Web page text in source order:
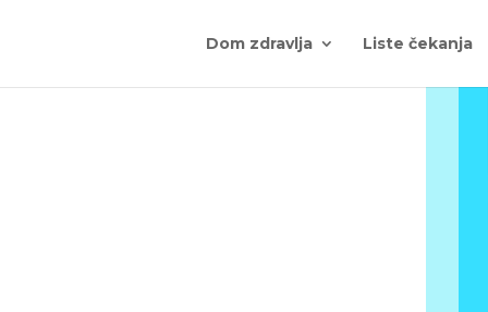
Dom zdravlja Liste čekanja